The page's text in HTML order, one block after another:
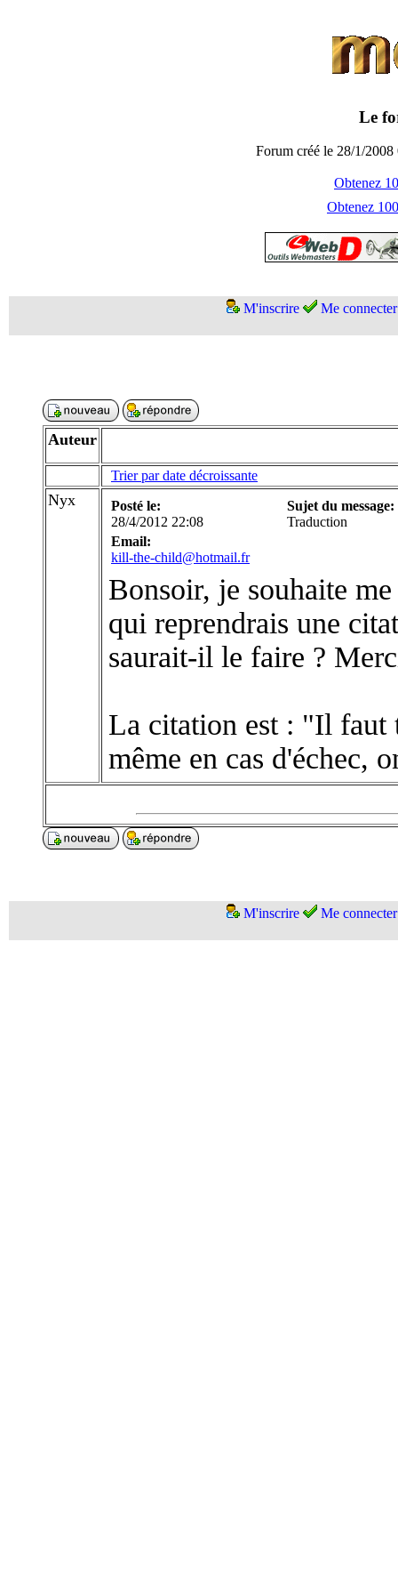
Le
Forum créé le 28/1/
Obtenez
Obtenez
M'inscrire Me connecter
Auteur
Trier par date décroissante
Nyx
Posté le:
28/4/2012 22:08
Sujet du message:
Traduction
Email:
kill-the-child@hotmail.fr
Bonsoir, je souhaite
qui reprendrais une
saurait-il le faire ?
La citation est : "Il faut
même en cas d'échec,
M'inscrire Me connecter